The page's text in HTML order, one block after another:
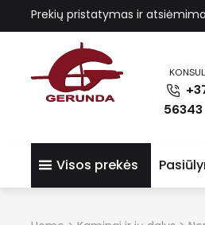
Prekių pristatymas ir
56343
Visos prekės